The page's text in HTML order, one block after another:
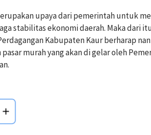
upaya dari pemerintah untuk
stabilitas ekonomi daerah. Maka dari
Kabupaten Kaur berharap
murah yang akan di gelar oleh